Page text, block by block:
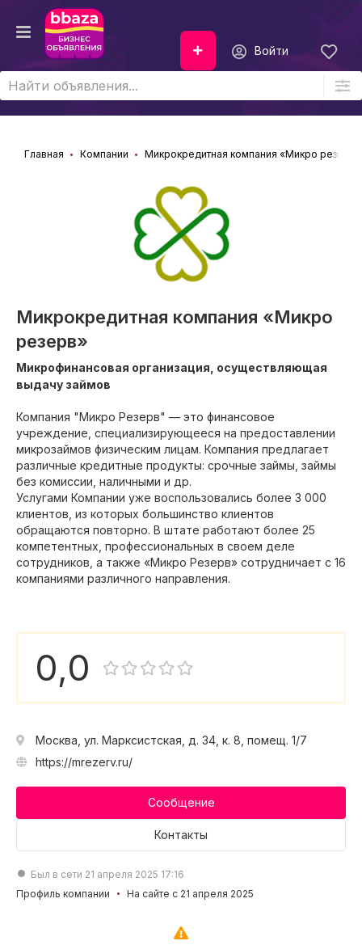
Войти
Главная Компании Микрокредитная компания «Микро резерв»
Микрокредитная компания «Микро
резерв»
Микрофинансовая организация, осуществляющая
выдачу займов
Компания "Микро Резерв" — это финансовое
учреждение, специализирующееся на предоставлении
микрозаймов физическим лицам. Компания предлагает
различные кредитные продукты: срочные займы, займы
без комиссии, наличными и др.
Услугами Компании уже воспользовались более 3 000
клиентов, из которых большинство клиентов
обращаются повторно. В штате работают более 25
компетентных, профессиональных в своем деле
сотрудников, а также «Микро Резерв» сотрудничает с 16
компаниями различного направления.
0,0
Москва, ул. Марксистская, д. 34, к. 8, помещ. 1/7
https://mrezerv.ru/
Сообщение
Контакты
Был в сети 21 апреля 2025 17:16
Профиль компании
На сайте с 21 апреля 2025